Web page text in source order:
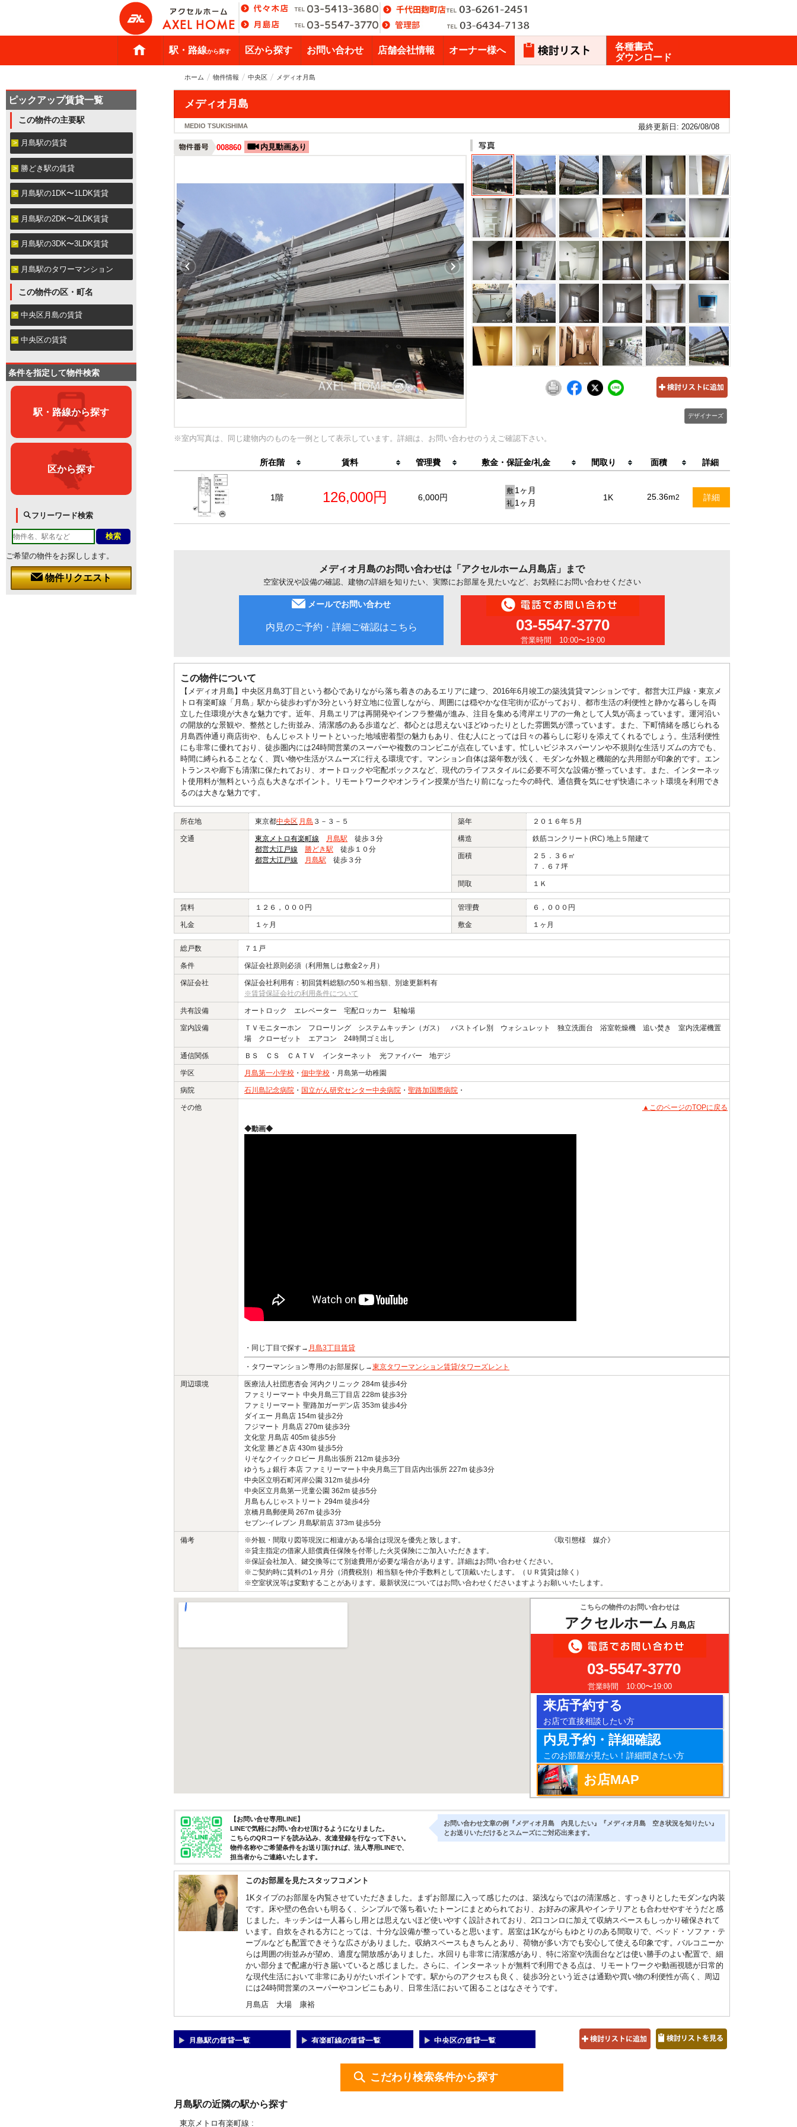
駅・路線から探す 区から探す お問い合わせ 店舗会社情報 オーナー様へ
各種書式
ダウンロード
ホーム 物件情報 中央区 メディオ月島
メディオ月島
MEDIO TSUKISHIMA 最終更新日: 2026/08/08
008860 内見動画あり
デザイナーズ
※室内写真は、同じ建物内のものを一例として表示しています。詳細は、お問い合わせのうえご確認下さい。
所在階 賃料 管理費 敷金・保証金/礼金 間取り 面積 詳細
1階 126,000円 6,000円
敷 1ヶ月
礼 1ヶ月
1K 25.36m2 詳細
メディオ月島のお問い合わせは「アクセルホーム月島店」まで
空室状況や設備の確認、建物の詳細を知りたい、実際にお部屋を見たいなど、お気軽にお問い合わせください
メールでお問い合わせ
内見のご予約・詳細ご確認はこちら 03-5547-3770
営業時間 10:00〜19:00
この物件について
【メディオ月島】中央区月島3丁目という都心でありながら落ち着きのあるエリアに建つ、2016年6月竣工の築浅賃貸マンションです。都営大江戸線・東京メ
トロ有楽町線「月島」駅から徒歩わずか3分という好立地に位置しながら、周囲には穏やかな住宅街が広がっており、都市生活の利便性と静かな暮らしを両
立した住環境が大きな魅力です。近年、月島エリアは再開発やインフラ整備が進み、注目を集める湾岸エリアの一角として人気が高まっています。運河沿い
の開放的な景観や、整然とした街並み、清潔感のある歩道など、都心とは思えないほどゆったりとした雰囲気が漂っています。また、下町情緒を感じられる
月島西仲通り商店街や、もんじゃストリートといった地域密着型の魅力もあり、住む人にとっては日々の暮らしに彩りを添えてくれるでしょう。生活利便性
にも非常に優れており、徒歩圏内には24時間営業のスーパーや複数のコンビニが点在しています。忙しいビジネスパーソンや不規則な生活リズムの方でも、
時間に縛られることなく、買い物や生活がスムーズに行える環境です。マンション自体は築年数が浅く、モダンな外観と機能的な共用部が印象的です。エン
トランスや廊下も清潔に保たれており、オートロックや宅配ボックスなど、現代のライフスタイルに必要不可欠な設備が整っています。また、インターネッ
ト使用料が無料という点も大きなポイント。リモートワークやオンライン授業が当たり前になった今の時代、通信費を気にせず快適にネット環境を利用でき
るのは大きな魅力です。
所在地 東京都中央区 月島 ３－３－５ 築年 ２０１６年５月
交通 東京メトロ有楽町線 月島駅 徒歩３分
都営大江戸線
勝どき駅 徒歩１０分
都営大江戸線
月島駅 徒歩３分
構造 鉄筋コンクリート(RC) 地上５階建て
面積
２５．３６㎡
７．６７坪
間取 １Ｋ
賃料 １２６，０００円 管理費 ６，０００円
礼金 １ヶ月 敷金 １ヶ月
総戸数 ７１戸
条件 保証会社原則必須（利用無しは敷金2ヶ月）
保証会社
保証会社利用有：初回賃料総額の50％相当額、別途更新料有
※賃貸保証会社の利用条件について
共有設備 オートロック エレベーター 宅配ロッカー 駐輪場
室内設備
ＴＶモニターホン フローリング システムキッチン（ガス） バストイレ別 ウォシュレット 独立洗面台 浴室乾燥機 追い焚き 室内洗濯機置
場 クローゼット エアコン 24時間ゴミ出し
通信関係 ＢＳ ＣＳ ＣＡＴＶ インターネット 光ファイバー 地デジ
学区 月島第一小学校 ・ 佃中学校 ・月島第一幼稚園
病院 石川島記念病院 ・ 国立がん研究センター中央病院 ・ 聖路加国際病院 ・
その他 ▲このページのTOPに戻る
◆動画◆
・同じ丁目で探す→ 月島3丁目賃貸
・タワーマンション専用のお部屋探し→東京タワーマンション賃貸/タワーズレント
周辺環境
医療法人社団恵杏会 河内クリニック 284m 徒歩4分
ファミリーマート 中央月島三丁目店 228m 徒歩3分
ファミリーマート 聖路加ガーデン店 353m 徒歩4分
ダイエー 月島店 154m 徒歩2分
フジマート 月島店 270m 徒歩3分
文化堂 月島店 405m 徒歩5分
文化堂 勝どき店 430m 徒歩5分
りそなクイックロビー 月島出張所 212m 徒歩3分
ゆうちょ銀行 本店 ファミリーマート中央月島三丁目店内出張所 227m 徒歩3分
中央区立明石町河岸公園 312m 徒歩4分
中央区立月島第一児童公園 362m 徒歩5分
月島もんじゃストリート 294m 徒歩4分
京橋月島郵便局 267m 徒歩3分
セブン-イレブン 月島駅前店 373m 徒歩5分
備考
※外観・間取り図等現況に相違がある場合は現況を優先と致します。 《取引態様 媒介》
※貸主指定の借家人賠償責任保険を付帯した火災保険にご加入いただきます。
※保証会社加入、鍵交換等にて別途費用が必要な場合があります。詳細はお問い合わせください。
※ご契約時に賃料の1ヶ月分（消費税別）相当額を仲介手数料として頂戴いたします。（ＵＲ賃貸は除く）
※空室状況等は変動することがあります。最新状況についてはお問い合わせくださいますようお願いいたします。
こちらの物件のお問い合わせは
アクセルホーム 月島店
03-5547-3770
営業時間 10:00〜19:00
来店予約する
お店で直接相談したい方
内見予約・詳細確認
このお部屋が見たい！詳細聞きたい方
お店MAP
【お問い合せ専用LINE】
LINEで気軽にお問い合わせ頂けるようになりました。
こちらのQRコードを読み込み、友達登録を行なって下さい。
物件名称やご希望条件をお送り頂ければ、法人専用LINEで、
担当者からご連絡いたします。
お問い合わせ文章の例『メディオ月島 内見したい』『メディオ月島 空き状況を知りたい』
とお送りいただけるとスムーズにご対応出来ます。
このお部屋を見たスタッフコメント
1Kタイプのお部屋を内覧させていただきました。まずお部屋に入って感じたのは、築浅ならではの清潔感と、すっきりとしたモダンな内装
です。床や壁の色合いも明るく、シンプルで落ち着いたトーンにまとめられており、お好みの家具やインテリアとも合わせやすそうだと感
じました。キッチンは一人暮らし用とは思えないほど使いやすく設計されており、2口コンロに加えて収納スペースもしっかり確保されて
います。自炊をされる方にとっては、十分な設備が整っていると思います。居室は1Kながらもゆとりのある間取りで、ベッド・ソファ・テ
ーブルなども配置できそうな広さがありました。収納スペースもきちんとあり、荷物が多い方でも安心して使える印象です。バルコニーか
らは周囲の街並みが望め、適度な開放感がありました。水回りも非常に清潔感があり、特に浴室や洗面台などは使い勝手のよい配置で、細
かい部分まで配慮が行き届いていると感じました。さらに、インターネットが無料で利用できる点は、リモートワークや動画視聴が日常的
な現代生活において非常にありがたいポイントです。駅からのアクセスも良く、徒歩3分という近さは通勤や買い物の利便性が高く、周辺
には24時間営業のスーパーやコンビニもあり、日常生活において困ることはなさそうです。
月島店 大場 康裕
月島駅の賃貸一覧 有楽町線の賃貸一覧 中央区の賃貸一覧
こだわり検索条件から探す
月島駅の近隣の駅から探す
東京メトロ有楽町線 :
ピックアップ賃貸一覧
この物件の主要駅
月島駅の賃貸
勝どき駅の賃貸
月島駅の1DK〜1LDK賃貸
月島駅の2DK〜2LDK賃貸
月島駅の3DK〜3LDK賃貸
月島駅のタワーマンション
この物件の区・町名
中央区月島の賃貸
中央区の賃貸
条件を指定して物件検索
駅・路線から探す
区から探す
フリーワード検索
ご希望の物件をお探しします。
物件リクエスト